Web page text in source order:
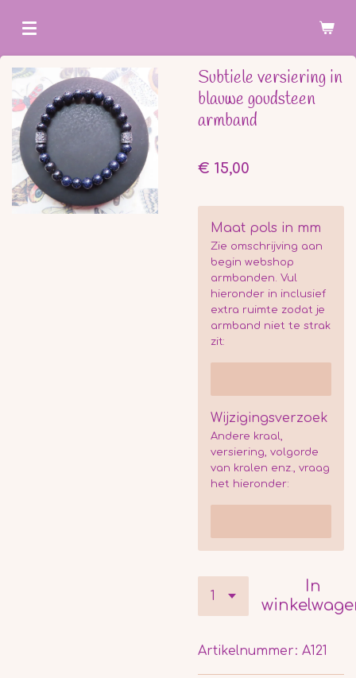
direct
naar
de
hoofdinhoud
Subtiele versiering in
blauwe goudsteen
armband
€ 15,00
Maat pols in mm
Zie omschrijving aan
begin webshop
armbanden. Vul
hieronder in inclusief
extra ruimte zodat je
armband niet te strak
zit:
Wijzigingsverzoek
Andere kraal,
versiering, volgorde
van kralen enz., vraag
het hieronder:
In
Artikelnummer: A121